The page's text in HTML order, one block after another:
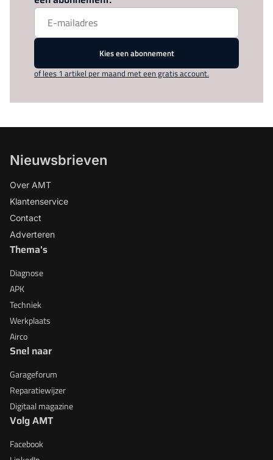
Kies een abonnement
of lees 1 artikel per maand met een gratis account.
Nieuwsbrieven
Over AMT
Klantenservice
Contact
Adverteren
Thema's
Diagnose
APK
Techniek
Werkplaats
Airco
Snel naar
Garageforum
Reparatiewijzer
Digitaal magazine
Volg AMT
Facebook